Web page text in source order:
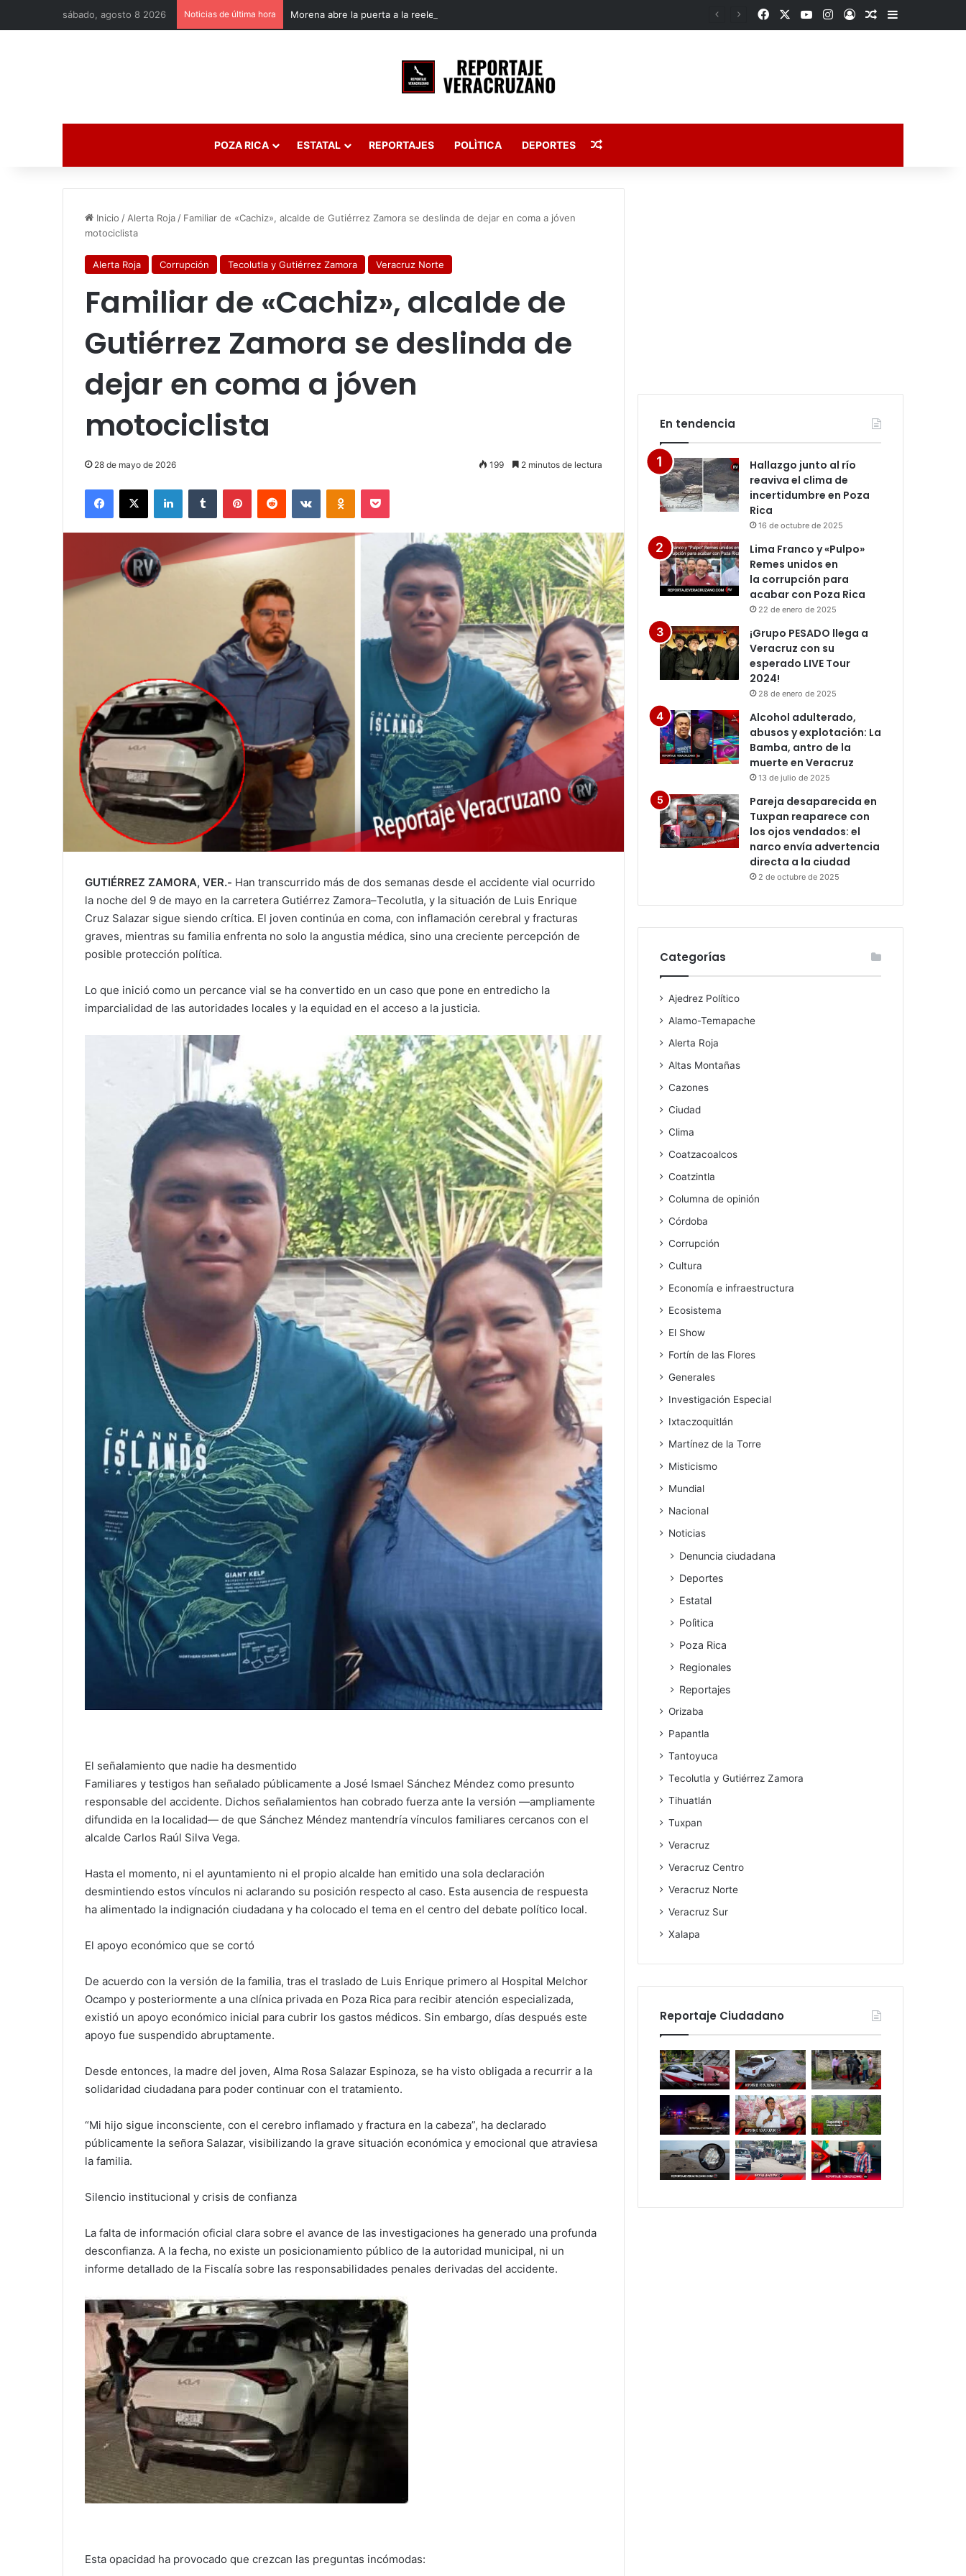
sábado, agosto 8 2026 Noticias de última hora Morena abre la puerta a la reelección de diputados en Veracruz FacebookYouTubeInstagram
AccesoPublicación al
Barra lateral
POZA RICA ESTATAL REPORTAJES POLÌTICA DEPORTES Publicación al azar
Inicio / Alerta Roja / Familiar de «Cachiz», alcalde de Gutiérrez Zamora se deslinda de dejar en coma a jóven
motociclista
Alerta Roja Corrupción Tecolutla y Gutiérrez Zamora Veracruz Norte
Familiar de «Cachiz», alcalde de
Gutiérrez Zamora se deslinda de
dejar en coma a jóven
motociclista
28 de mayo de 2026 199 2 minutos de lectura
Facebook
X LinkedInTumblr PinterestReddit VKontakteOdnoklassniki
Pocket
GUTIÉRREZ ZAMORA, VER.- Han transcurrido más de dos semanas desde el accidente vial ocurrido
la noche del 9 de mayo en la carretera Gutiérrez Zamora–Tecolutla, y la situación de Luis Enrique
Cruz Salazar sigue siendo crítica. El joven continúa en coma, con inflamación cerebral y fracturas
graves, mientras su familia enfrenta no solo la angustia médica, sino una creciente percepción de
posible protección política.
Lo que inició como un percance vial se ha convertido en un caso que pone en entredicho la
imparcialidad de las autoridades locales y la equidad en el acceso a la justicia.
El señalamiento que nadie ha desmentido
Familiares y testigos han señalado públicamente a José Ismael Sánchez Méndez como presunto
responsable del accidente. Dichos señalamientos han cobrado fuerza ante la versión —ampliamente
difundida en la localidad— de que Sánchez Méndez mantendría vínculos familiares cercanos con el
alcalde Carlos Raúl Silva Vega.
Hasta el momento, ni el ayuntamiento ni el propio alcalde han emitido una sola declaración
desmintiendo estos vínculos ni aclarando su posición respecto al caso. Esta ausencia de respuesta
ha alimentado la indignación ciudadana y ha colocado el tema en el centro del debate político local.
El apoyo económico que se cortó
De acuerdo con la versión de la familia, tras el traslado de Luis Enrique primero al Hospital Melchor
Ocampo y posteriormente a una clínica privada en Poza Rica para recibir atención especializada,
existió un apoyo económico inicial para cubrir los gastos médicos. Sin embargo, días después este
apoyo fue suspendido abruptamente.
Desde entonces, la madre del joven, Alma Rosa Salazar Espinoza, se ha visto obligada a recurrir a la
solidaridad ciudadana para poder continuar con el tratamiento.
“Mi hijo sigue inconsciente, con el cerebro inflamado y fractura en la cabeza”, ha declarado
públicamente la señora Salazar, visibilizando la grave situación económica y emocional que atraviesa
la familia.
Silencio institucional y crisis de confianza
La falta de información oficial clara sobre el avance de las investigaciones ha generado una profunda
desconfianza. A la fecha, no existe un posicionamiento público de la autoridad municipal, ni un
informe detallado de la Fiscalía sobre las responsabilidades penales derivadas del accidente.
Esta opacidad ha provocado que crezcan las preguntas incómodas:
En tendencia
Hallazgo junto al río
reaviva el clima de
incertidumbre en Poza
Rica
16 de octubre de 2025
Lima Franco y «Pulpo»
Remes unidos en
la corrupción para
acabar con Poza Rica
22 de enero de 2025
¡Grupo PESADO llega a
Veracruz con su
esperado LIVE Tour
2024!
28 de enero de 2025
Alcohol adulterado,
abusos y explotación: La
Bamba, antro de la
muerte en Veracruz
13 de julio de 2025
Pareja desaparecida en
Tuxpan reaparece con
los ojos vendados: el
narco envía advertencia
directa a la ciudad
2 de octubre de 2025
Categorías
Ajedrez Político
Alamo-Temapache
Alerta Roja
Altas Montañas
Cazones
Ciudad
Clima
Coatzacoalcos
Coatzintla
Columna de opinión
Córdoba
Corrupción
Cultura
Economía e infraestructura
Ecosistema
El Show
Fortín de las Flores
Generales
Investigación Especial
Ixtaczoquitlán
Martínez de la Torre
Misticismo
Mundial
Nacional
Noticias
Denuncia ciudadana
Deportes
Estatal
Polìtica
Poza Rica
Regionales
Reportajes
Orizaba
Papantla
Tantoyuca
Tecolutla y Gutiérrez Zamora
Tihuatlán
Tuxpan
Veracruz
Veracruz Centro
Veracruz Norte
Veracruz Sur
Xalapa
Reportaje Ciudadano